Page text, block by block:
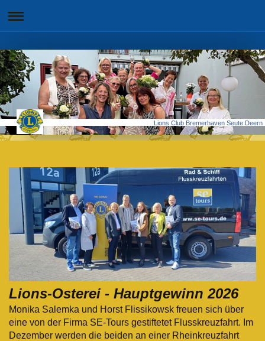
Lions Club Bremerhaven Seute Deern
Lions-Osterei - Hauptgewinn 2026
Monika Salemka und Horst Flissikowsk freuen sich über
eine von der Firma SE-Tours gestiftetet Flusskreuzfahrt. Im
Dezember werden die beiden an einer Rheinkreuzfahrt